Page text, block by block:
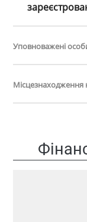
Уповноважені